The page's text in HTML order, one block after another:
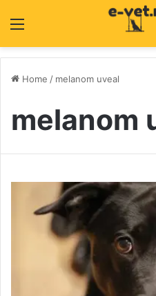
Home / melanom uveal
melanom